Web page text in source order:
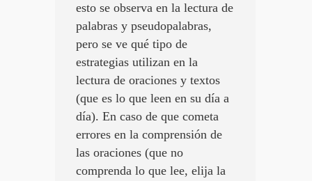
esto se observa en la lectura de
palabras y pseudopalabras,
pero se ve qué tipo de
estrategias utilizan en la
lectura de oraciones y textos
(que es lo que leen en su día a
día). En caso de que cometa
errores en la comprensión de
las oraciones (que no
comprenda lo que lee, elija la